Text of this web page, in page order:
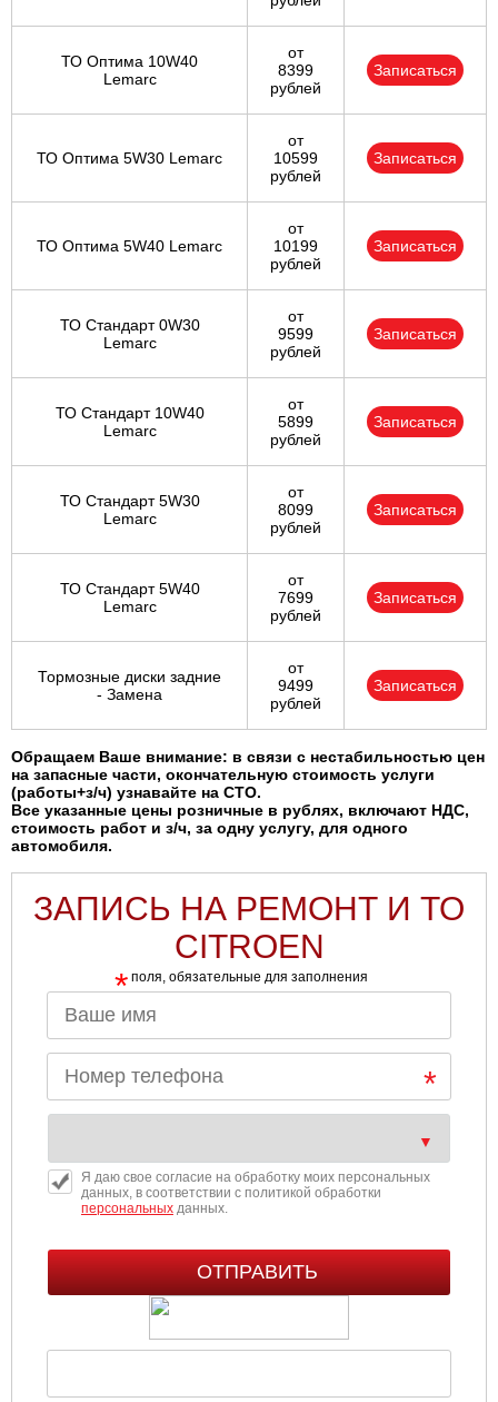
ТО Оптима 10W40
Lemarc
от
8399
рублей
Записаться
ТО Оптима 5W30 Lemarc
от
10599
рублей
Записаться
ТО Оптима 5W40 Lemarc
от
10199
рублей
Записаться
ТО Стандарт 0W30
Lemarc
от
9599
рублей
Записаться
ТО Стандарт 10W40
Lemarc
от
5899
рублей
Записаться
ТО Стандарт 5W30
Lemarc
от
8099
рублей
Записаться
ТО Стандарт 5W40
Lemarc
от
7699
рублей
Записаться
Тормозные диски задние
- Замена
от
9499
рублей
Записаться
Обращаем Ваше внимание: в связи с нестабильностью цен
на запасные части, окончательную стоимость услуги
(работы+з/ч) узнавайте на СТО.
Все указанные цены розничные в рублях, включают НДС,
стоимость работ и з/ч, за одну услугу, для одного
автомобиля.
ЗАПИСЬ НА РЕМОНТ И ТО
CITROEN
* поля, обязательные для заполнения
Я даю свое согласие на обработку моих персональных
данных, в соответствии с политикой обработки
персональныхданных.